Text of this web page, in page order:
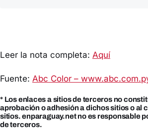
Leer la nota completa: Aquí
Fuente: Abc Color –
* Los enlaces a sitios de terceros no
aprobación o adhesión a dichos sitios o al
sitios. enparaguay.net no es responsable
de terceros.